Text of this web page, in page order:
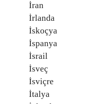
İran
İrlanda
İskoçya
İspanya
İsrail
İsveç
İsviçre
İtalya